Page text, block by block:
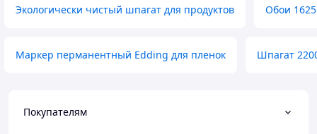
Экологически чистый шпагат для продуктов Обои 1625
Маркер перманентный Edding для пленок Шпагат
Покупателям